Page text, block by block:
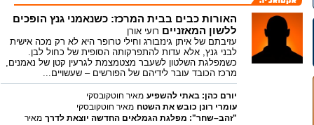
האורות כבים בבית המרכז: כשנאמני גנץ הופכים
ללשון המאזניים רועי אורן
עזיבתם של איתן גינזבורג וחילי טרופר היא לא רק מכה אישית
לבני גנץ, אלא עדות להתפרקותה הסופית של כחול לבן.
כשמפלגת השלטון לשעבר מצטמצמת לגרעין קטן של נאמנים,
מרכז הכובד עובר לידיהם של הפורשים – שעשויים...
יורם כהן: באתי להשפיע מאיר חוטקובסקי
עומרי רונן כובש את השטח מאיר חוטקובסקי
"זהב–שחר": מפלגת הגמלאים החדשה יוצאת לדרך מאיר